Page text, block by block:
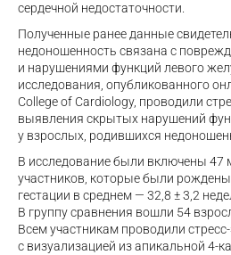
сердечной недостаточности.
Полученные ранее данные
недоношенность связана с
и нарушениями функций левого
исследования, опубликованного
College of Cardiology, проводили
выявления скрытых нарушений
у взрослых, родившихся
В исследование были включены 47
участников, которые были
гестации в среднем — 32,8 ± 3,2
В группу сравнения вошли 54
Всем участникам проводили
с визуализацией из апикальной 4-